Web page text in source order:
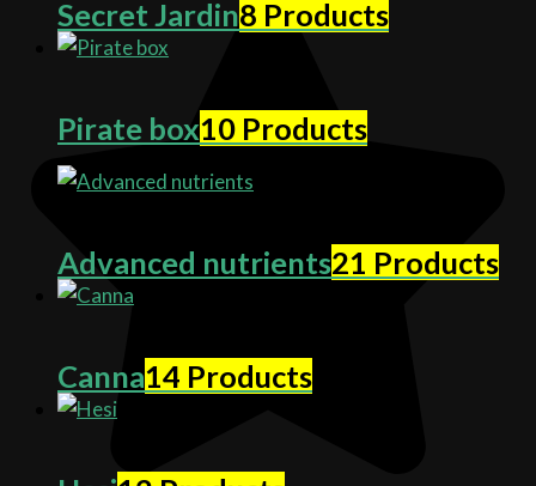
Secret Jardin8 Products
Pirate box10 Products
Advanced nutrients21 Products
Canna14 Products